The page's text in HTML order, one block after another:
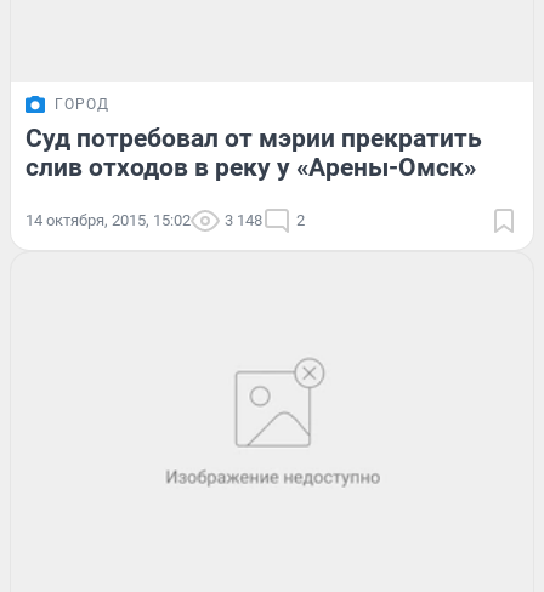
ГОРОД
Суд потребовал от мэрии прекратить
слив отходов в реку у «Арены-Омск»
14 октября, 2015, 15:02 3 148 2